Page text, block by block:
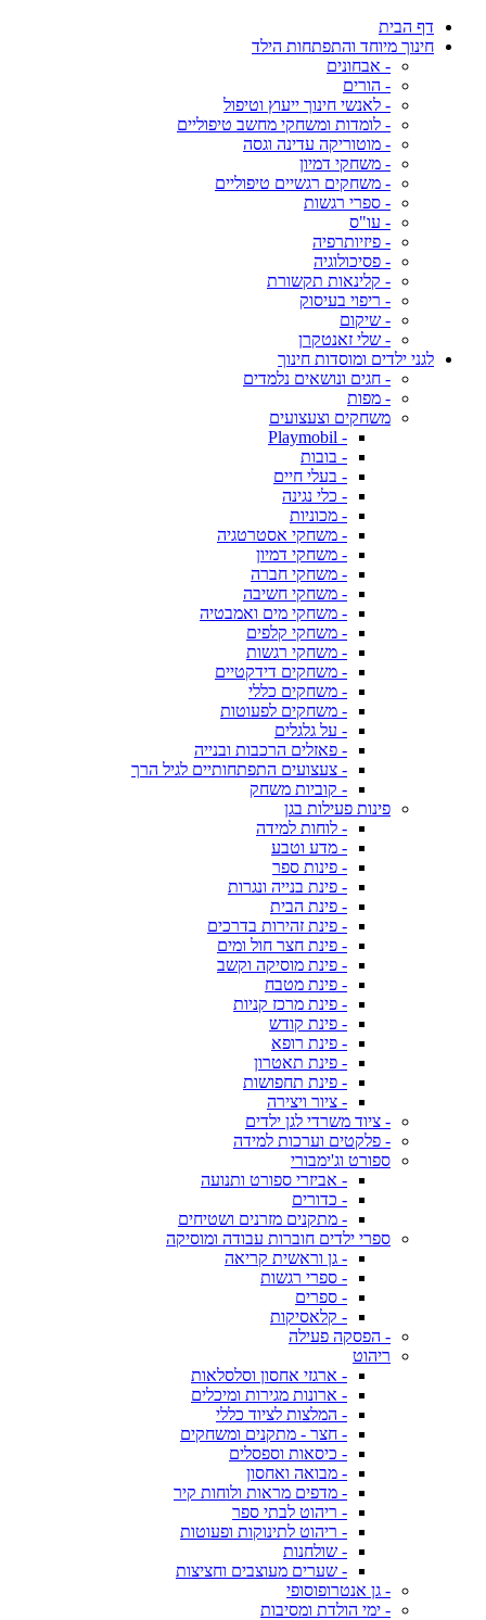
דף הבית
חינוך מיוחד והתפתחות הילד
- אבחונים
- הורים
- לאנשי חינוך ייעוץ וטיפול
- לומדות ומשחקי מחשב טיפוליים
- מוטוריקה עדינה וגסה
- משחקי דמיון
- משחקים רגשיים טיפוליים
- ספרי רגשות
- עו"ס
- פיזיותרפיה
- פסיכולוגיה
- קלינאות תקשורת
- ריפוי בעיסוק
- שיקום
- שלי זאנטקרן
לגני ילדים ומוסדות חינוך
- חגים ונושאים נלמדים
- מפות
משחקים וצעצועים
- Playmobil
- בובות
- בעלי חיים
- כלי נגינה
- מכוניות
- משחקי אסטרטגיה
- משחקי דמיון
- משחקי חברה
- משחקי חשיבה
- משחקי מים ואמבטיה
- משחקי קלפים
- משחקי רגשות
- משחקים דידקטיים
- משחקים כללי
- משחקים לפעוטות
- על גלגלים
- פאזלים הרכבות ובנייה
- צעצועים התפתחותיים לגיל הרך
- קוביות משחק
פינות פעילות בגן
- לוחות למידה
- מדע וטבע
- פינות ספר
- פינת בנייה ונגרות
- פינת הבית
- פינת זהירות בדרכים
- פינת חצר חול ומים
- פינת מוסיקה וקשב
- פינת מטבח
- פינת מרכז קניות
- פינת קודש
- פינת רופא
- פינת תאטרון
- פינת תחפושות
- ציור ויצירה
- ציוד משרדי לגן ילדים
- פלקטים וערכות למידה
ספורט וג'ימבורי
- אביזרי ספורט ותנועה
- כדורים
- מתקנים מזרנים ושטיחים
ספרי ילדים חוברות עבודה ומוסיקה
- גן וראשית קריאה
- ספרי רגשות
- ספרים
- קלאסיקות
- הפסקה פעילה
ריהוט
- ארגזי אחסון וסלסלאות
- ארונות מגירות ומיכלים
- המלצות לציוד כללי
- חצר - מתקנים ומשחקים
- כיסאות וספסלים
- מבואה ואחסון
- מדפים מראות ולוחות קיר
- ריהוט לבתי ספר
- ריהוט לתינוקות ופעוטות
- שולחנות
- שערים מעוצבים וחציצות
- גן אנטרופוסופי
- ימי הולדת ומסיבות